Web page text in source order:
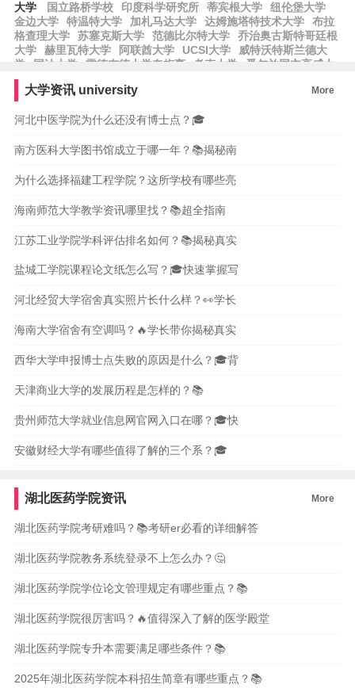
大学 国立路桥学校 印度科学研究所 蒂宾根大学
纽伦堡大学
金边大学
特温特大学 加札马达大学 达姆施塔特技术大学
布拉
格查理大学
苏塞克斯大学 范德比尔特大学
乔治奥古斯特哥廷根
大学
赫里瓦特大学 阿联酋大学 UCSI大学
威特沃特斯兰德大
学
国油大学 雷德布德大学奈梅亨 考克大学
爱尔兰国立高威大
学
学
思克莱德大学 中东技术大学
卡洛斯三世大学
大学资讯 university More
河北中医学院为什么还没有博士点？🎓
南方医科大学图书馆成立于哪一年？📚揭秘南
为什么选择福建工程学院？这所学校有哪些亮
海南师范大学教学资讯哪里找？📚超全指南
江苏工业学院学科评估排名如何？📚揭秘真实
盐城工学院课程论文纸怎么写？🎓快速掌握写
河北经贸大学宿舍真实照片长什么样？👀学长
海南大学宿舍有空调吗？🔥学长带你揭秘真实
西华大学申报博士点失败的原因是什么？🎓背
天津商业大学的发展历程是怎样的？📚
贵州师范大学就业信息网官网入口在哪？🎓快
安徽财经大学有哪些值得了解的三个系？🎓
湖北医药学院资讯 More
湖北医药学院考研难吗？📚考研er必看的详细解答
湖北医药学院教务系统登录不上怎么办？🤔
湖北医药学院学位论文管理规定有哪些重点？📚
湖北医药学院很厉害吗？🔥值得深入了解的医学殿堂
湖北医药学院专升本需要满足哪些条件？📚
2025年湖北医药学院本科招生简章有哪些重点？📚